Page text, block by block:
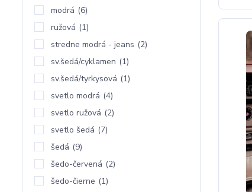
modrá (6)
ružová (1)
stredne modrá - jeans (2)
sv.šedá/cyklamen (1)
sv.šedá/tyrkysová (1)
svetlo modrá (4)
svetlo ružová (2)
svetlo šedá (7)
šedá (9)
šedo-červená (2)
šedo-čierne (1)